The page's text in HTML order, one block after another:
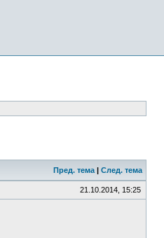
Пред. тема | След. тема
21.10.2014, 15:25